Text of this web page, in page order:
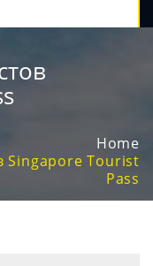
Home
Singapore Tourist
Pass